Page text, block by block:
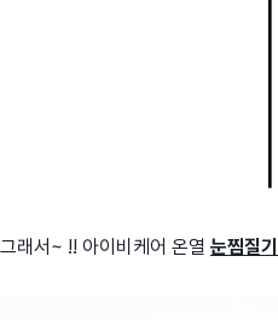
그래서~ !! 아이비케어 온열 눈찜질기